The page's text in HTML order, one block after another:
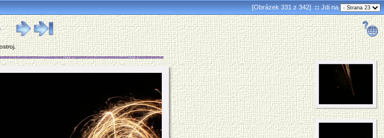
[Obrázek 331 z 342] ::Jdi na